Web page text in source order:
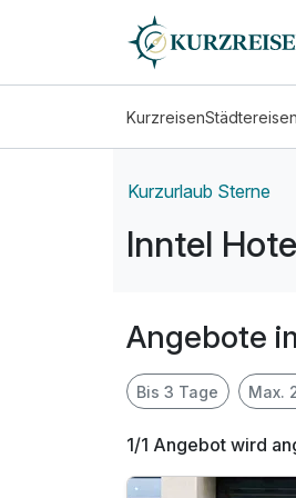
KurzreisenStädtereisen
Kurzurlaub Sterne
Inntel
Angebote
Bis 3 Tage Max.
1/1 Angebot wird